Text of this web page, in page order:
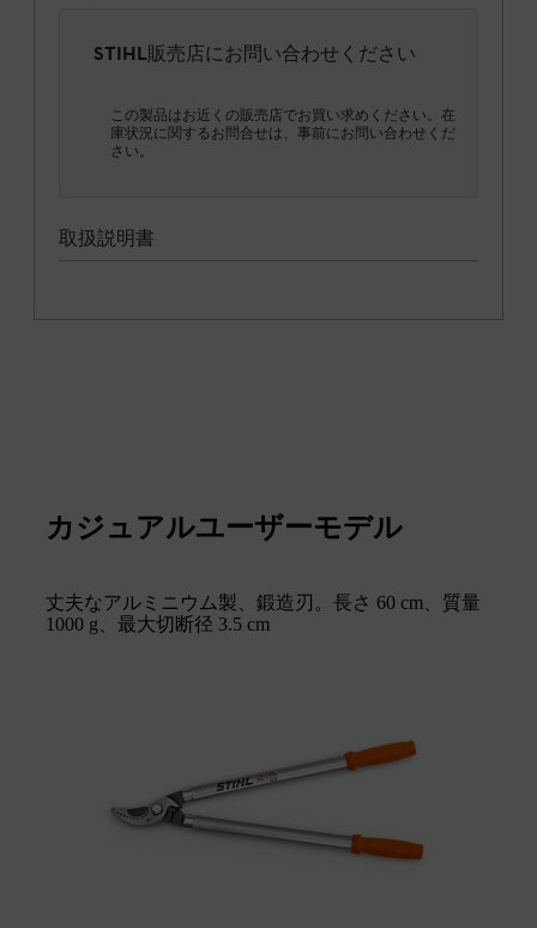
STIHL販売店にお問い合わせください
この製品はお近くの販売店でお買い求めください。在
庫状況に関するお問合せは、事前にお問い合わせくだ
さい。
取扱説明書
カジュアルユーザーモデル
丈夫なアルミニウム製、鍛造刃。長さ 60 cm、質量
1000 g、最大切断径 3.5 cm